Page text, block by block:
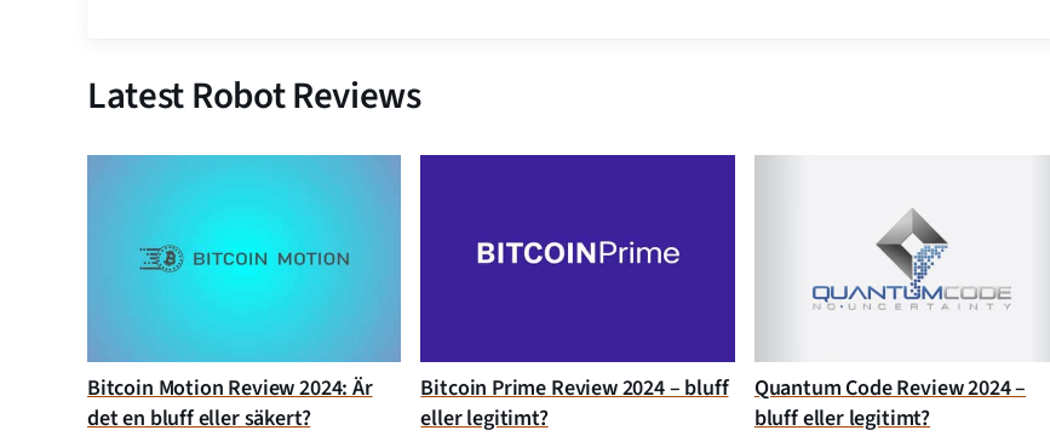
Latest Robot Reviews
Bitcoin Motion Review 2024: Är
det en bluff eller säkert?
Bitcoin Prime Review 2024 – bluff
eller legitimt?
Quantum Code Review 2024 –
bluff eller legitimt?